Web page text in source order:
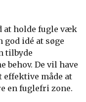
at holde fugle væk
idé at søge
tilbyde
De vil have
måde at
en fuglefri zone.